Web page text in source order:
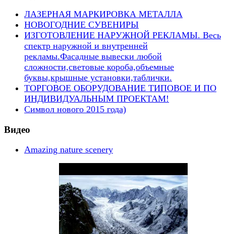
ЛАЗЕРНАЯ МАРКИРОВКА МЕТАЛЛА
НОВОГОДНИЕ СУВЕНИРЫ
ИЗГОТОВЛЕНИЕ НАРУЖНОЙ РЕКЛАМЫ. Весь
спектр наружной и внутренней
рекламы.Фасадные вывески любой
сложности,световые короба,объемные
буквы,крышные установки,таблички.
ТОРГОВОЕ ОБОРУДОВАНИЕ ТИПОВОЕ И ПО
ИНДИВИДУАЛЬНЫМ ПРОЕКТАМ!
Символ нового 2015 года)
Видео
Amazing nature scenery